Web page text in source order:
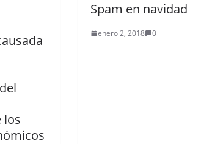
los
Spam en navidad
enero 2, 2018 0